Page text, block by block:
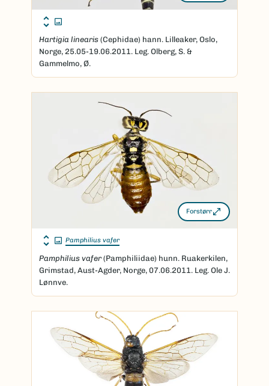
Hartigia linearis (Cephidae) hann. Lilleaker, Oslo,
Norge, 25.05-19.06.2011. Leg. Olberg, S. &
Gammelmo, Ø.
Forstørr
Pamphilius vafer
Pamphilius vafer(Pamphiliidae) hunn. Ruakerkilen,
Grimstad, Aust-Agder, Norge, 07.06.2011. Leg. Ole J.
Lønnve.